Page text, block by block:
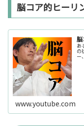
脳コア的ヒーリ
脳
あ
の
ー
www.youtube.com